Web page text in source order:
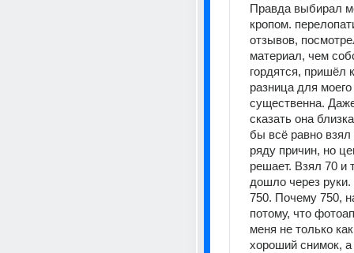
Правда выбирал
кропом.
отзывов,
материал, чем
гордятся, пришёл
разница для
существенна.
сказать она
бы всё равно
ряду причин, но
решает. Взял 70 и
дошло через
750. Почему 750,
потому, что
меня не только
хороший снимок, а